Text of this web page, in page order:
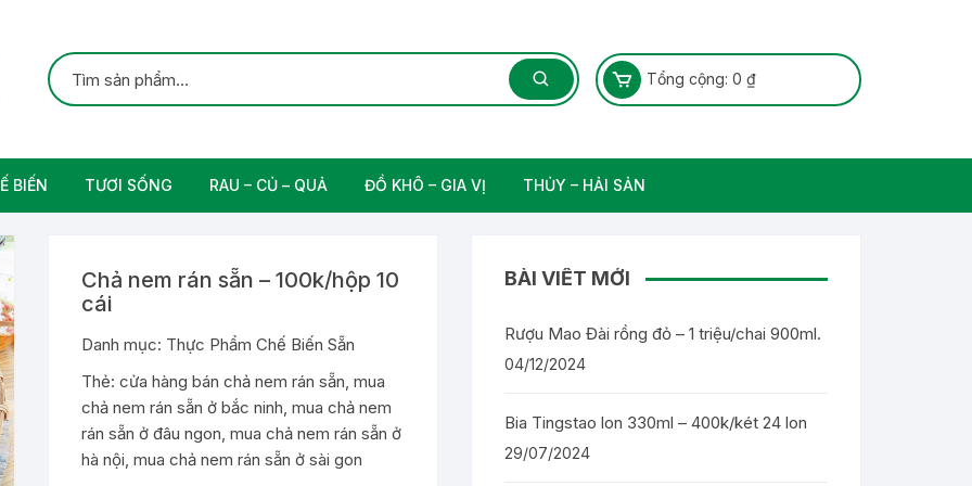
Tổng cộng: 0 ₫
BIẾN TƯƠI SỐNG
Thịt bò tươi sạch
RAU – CỦ – QUẢ ĐỒ KHÔ – GIA VỊ THỦY – HẢI SẢN
Chả nem rán sẵn – 100k/hộp 10
cái
Danh mục: Thực Phẩm Chế Biến Sẵn
Thẻ: cửa hàng bán chả nem rán sẵn, mua
chả nem rán sẵn ở bắc ninh, mua chả nem
rán sẵn ở đâu ngon, mua chả nem rán sẵn ở
hà nội, mua chả nem rán sẵn ở sài gon
BÀI VIẾT MỚI
Rượu Mao Đài rồng đỏ – 1 triệu/chai 900ml.
04/12/2024
Bia Tingstao lon 330ml – 400k/két 24 lon
29/07/2024